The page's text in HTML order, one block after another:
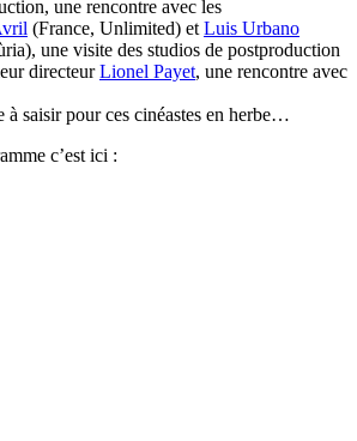
une rencontre avec les
(France, Unlimited) et Luis Urbano
une visite des studios de postproduction
directeurLionel Payet, une rencontre avec
à saisir pour ces cinéastes en herbe…
c’est ici :